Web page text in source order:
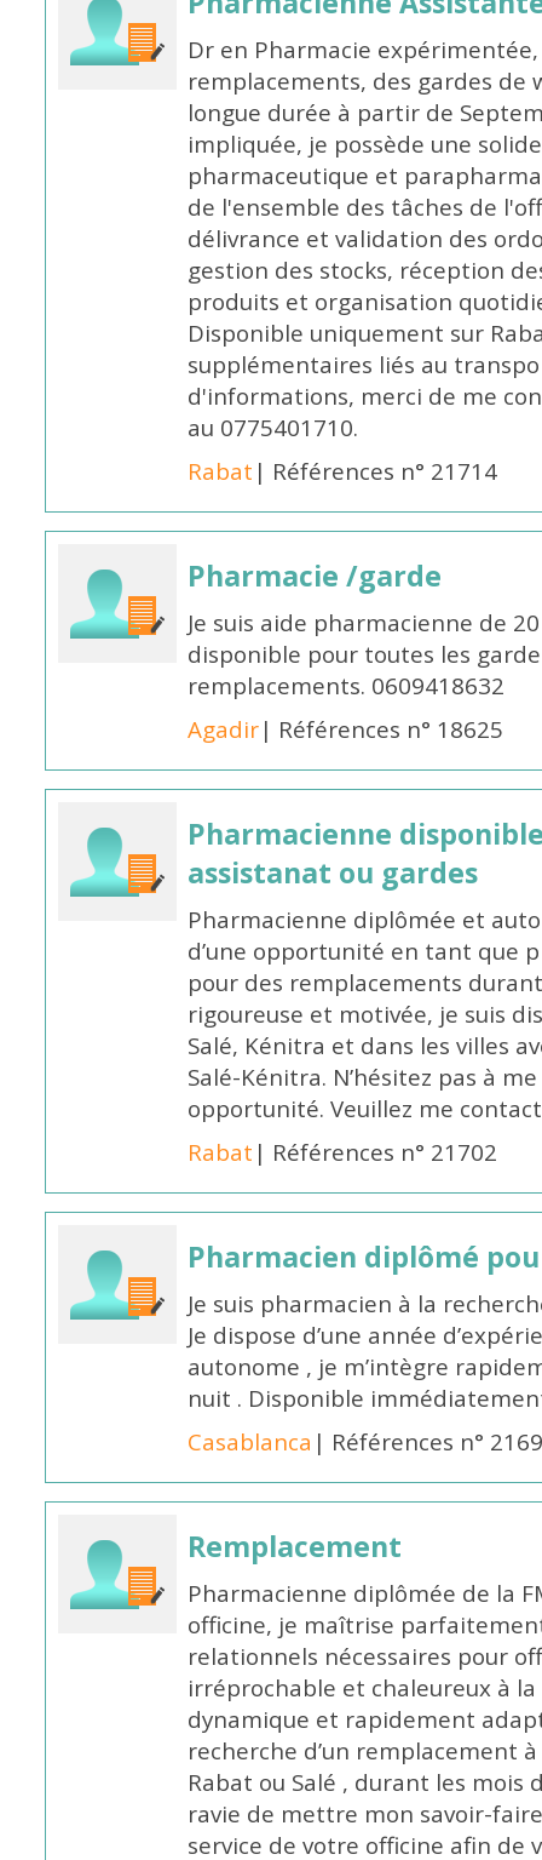
Dr en Pharmacie
remplacements, des gardes de
longue durée à partir de
impliquée, je possède une
pharmaceutique et
de l'ensemble des tâches de
délivrance et validation des
gestion des stocks, réception
produits et organisation
Disponible uniquement sur
supplémentaires liés au
d'informations, merci de me
au 0775401710.
Rabat | Références n° 21714
Pharmacie /garde
Je suis aide pharmacienne de
disponible pour toutes les
remplacements. 0609418632
Agadir| Références n° 18625
Pharmacienne
assistanat ou gardes
Pharmacienne diplômée et
d’une opportunité en tant que
pour des remplacements
rigoureuse et motivée, je suis
Salé, Kénitra et dans les villes
Salé-Kénitra. N’hésitez pas à
opportunité. Veuillez me
Rabat | Références n° 21702
Pharmacien diplômé
Je suis pharmacien à la
Je dispose d’une année
autonome , je m’intègre
nuit . Disponible
Casablanca | Références n°
Remplacement
Pharmacienne diplômée de la
officine, je maîtrise
relationnels nécessaires pour
irréprochable et chaleureux à
dynamique et rapidement
recherche d’un remplacement
Rabat ou Salé , durant les mois
ravie de mettre mon savoir-
service de votre officine afin de